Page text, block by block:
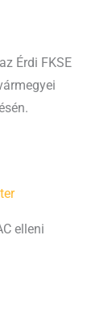
Érdi FKSE
elleni